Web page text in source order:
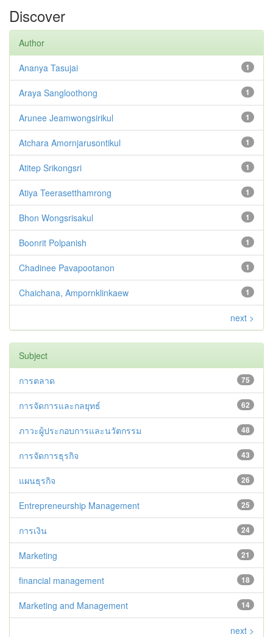
Discover
Author
1
Ananya Tasujai
1
Araya Sangloothong
1
Arunee Jeamwongsirikul
1
Atchara Amornjarusontikul
1
Atitep Srikongsri
1
Atiya Teerasetthamrong
1
Bhon Wongsrisakul
1
Boonrit Polpanish
1
Chadinee Pavapootanon
1
Chaichana, Ampornklinkaew
next >
Subject
75
การตลาด
62
การจัดการและกลยุทธ์
48
ภาวะผู้ประกอบการและนวัตกรรม
43
การจัดการธุรกิจ
26
แผนธุรกิจ
25
Entrepreneurship Management
24
การเงิน
21
Marketing
18
financial management
14
Marketing and Management
next >